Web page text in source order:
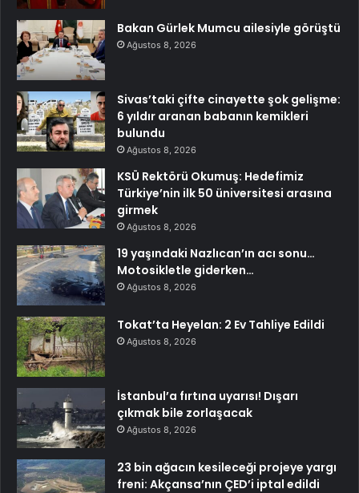
Bakan Gürlek Mumcu ailesiyle görüştü
Ağustos 8, 2026
Sivas’taki çifte cinayette şok gelişme:
6 yıldır aranan babanın kemikleri
bulundu
Ağustos 8, 2026
KSÜ Rektörü Okumuş: Hedefimiz
Türkiye’nin ilk 50 üniversitesi arasına
girmek
Ağustos 8, 2026
19 yaşındaki Nazlıcan’ın acı sonu…
Motosikletle giderken…
Ağustos 8, 2026
Tokat’ta Heyelan: 2 Ev Tahliye Edildi
Ağustos 8, 2026
İstanbul’a fırtına uyarısı! Dışarı
çıkmak bile zorlaşacak
Ağustos 8, 2026
23 bin ağacın kesileceği projeye yargı
freni: Akçansa’nın ÇED’i iptal edildi